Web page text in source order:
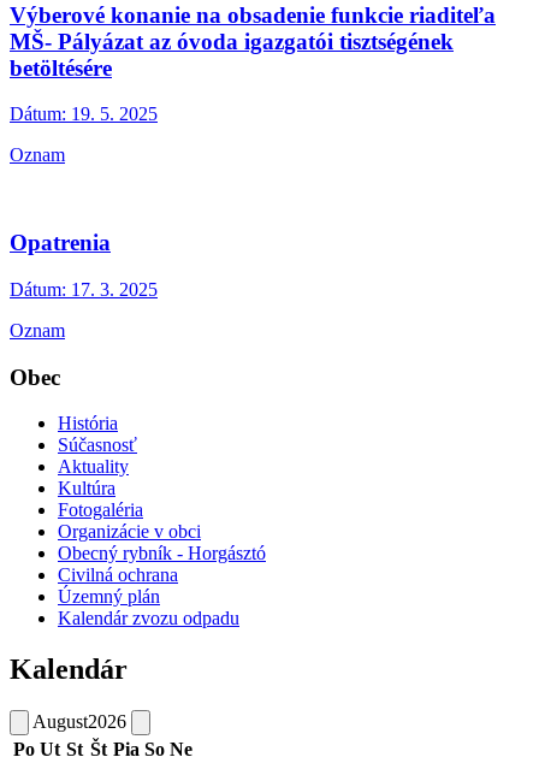
Výberové konanie na obsadenie funkcie riaditeľa
MŠ- Pályázat az óvoda igazgatói tisztségének
betöltésére
Dátum: 19. 5. 2025
Oznam
Opatrenia
Dátum: 17. 3. 2025
Oznam
Obec
História
Súčasnosť
Aktuality
Kultúra
Fotogaléria
Organizácie v obci
Obecný rybník - Horgásztó
Civilná ochrana
Územný plán
Kalendár zvozu odpadu
Kalendár
August2026
Po Ut St Št Pia So Ne